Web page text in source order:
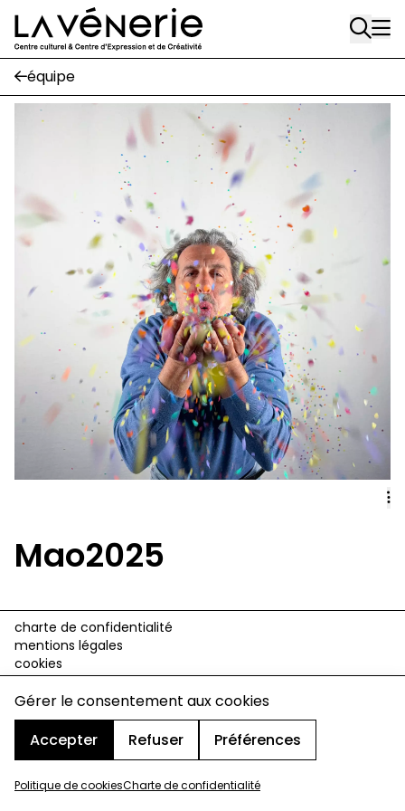
Gérer le consentement aux cookies
Accepter
Refuser Préférences
Politique de cookiesCharte de confidentialité
Aller au contenu principal
Rue Gratès, 3
1170 Watermael-Boitsfort
02 663 85 50
Écuries
1170 Watermael-Boitsfort
suivez-nous
Journal Vénerie
- version papier
Newsletter
A
équipe
Mao2025
charte de confidentialité
mentions légales
cookies
design & développement :© signelazer.com